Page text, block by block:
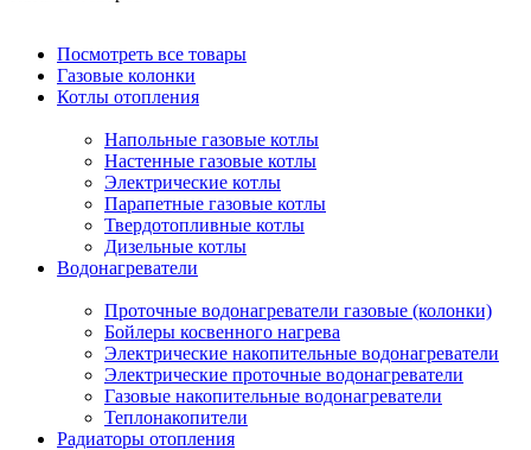
Посмотреть все товары
Газовые колонки
Котлы отопления
Напольные газовые котлы
Настенные газовые котлы
Электрические котлы
Парапетные газовые котлы
Твердотопливные котлы
Дизельные котлы
Водонагреватели
Проточные водонагреватели газовые (колонки)
Бойлеры косвенного нагрева
Электрические накопительные водонагреватели
Электрические проточные водонагреватели
Газовые накопительные водонагреватели
Теплонакопители
Радиаторы отопления